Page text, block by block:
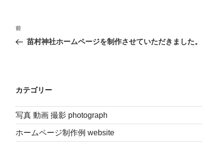
投
稿
ー
シ
ョ
ン
前
の
前
苗村神社ホームページを制作させていただきました。
カテゴリー
写真 動画 撮影 photograph
ホームページ制作例 website